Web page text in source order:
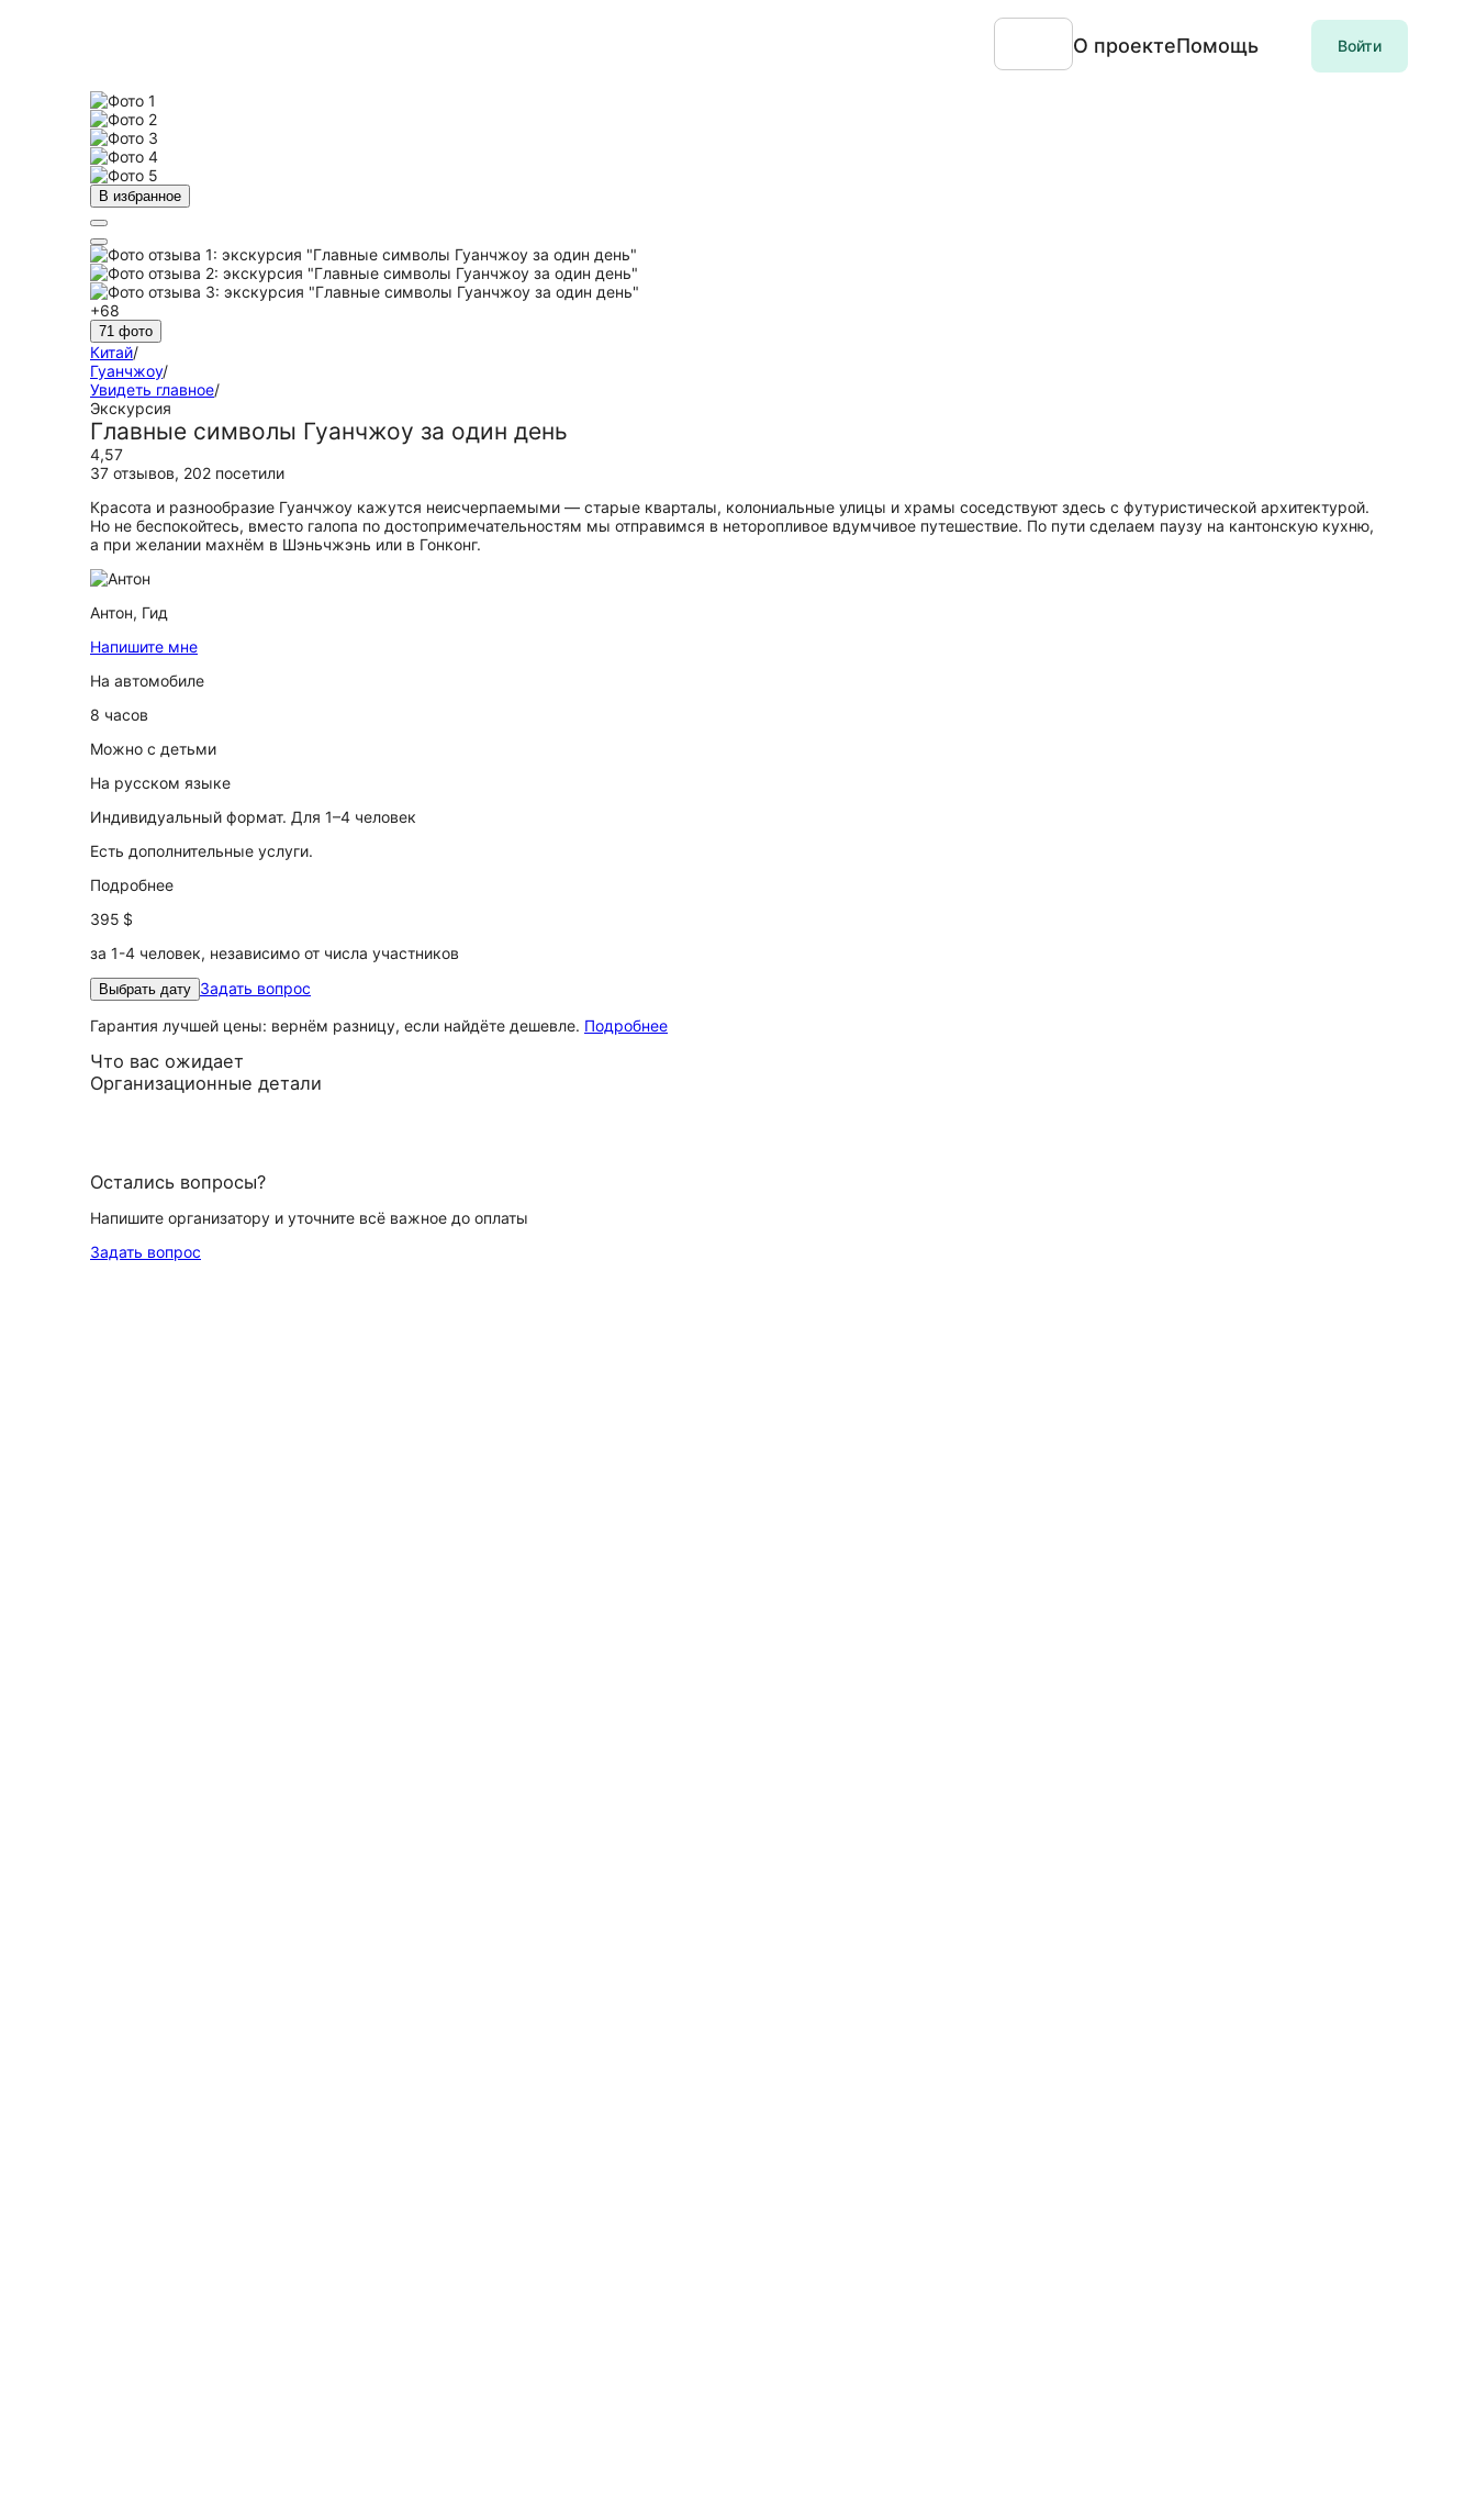
О проектеПомощь Войти
В избранное
+68
71 фото
Китай/
Гуанчжоу/
Увидеть главное/
Экскурсия
Главные символы Гуанчжоу за один день
4,57
37 отзывов, 202 посетили
Красота и разнообразие Гуанчжоу кажутся неисчерпаемыми — старые кварталы, колониальные улицы и храмы соседствуют здесь с футуристической архитектурой.
Но не беспокойтесь, вместо галопа по достопримечательностям мы отправимся в неторопливое вдумчивое путешествие. По пути сделаем паузу на кантонскую кухню,
а при желании махнём в Шэньчжэнь или в Гонконг.
Антон, Гид
Напишите мне
На автомобиле
8 часов
Можно с детьми
На русском языке
Индивидуальный формат. Для 1–4 человек
Есть дополнительные услуги.
Подробнее
395 $
за 1-4 человек, независимо от числа участников
Выбрать дату Задать вопрос
Гарантия лучшей цены: вернём разницу, если найдёте дешевле. Подробнее
Что вас ожидает
Организационные детали
Остались вопросы?
Напишите организатору и уточните всё важное до оплаты
Задать вопрос